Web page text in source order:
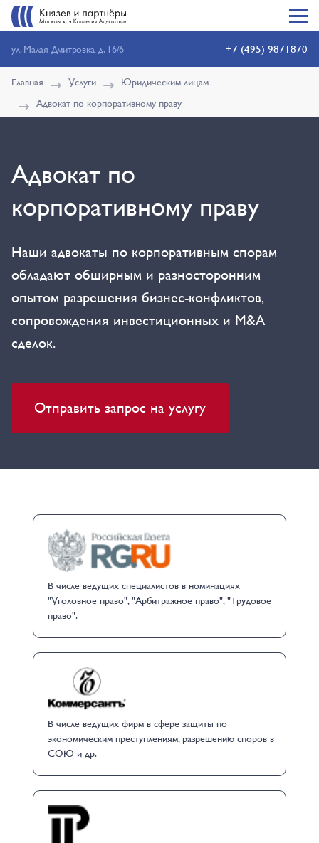
ул. Малая Дмитровка, д. 16/6 +7 (495) 9871870
Главная Услуги
Юридическим лицам
Адвокат по корпоративному праву
Адвокат по
корпоративному праву
Наши адвокаты по корпоративным спорам
обладают обширным и разносторонним
опытом разрешения бизнес-конфликтов,
сопровождения инвестиционных и M&A
сделок.
Отправить запрос на услугу
В числе ведущих специалистов в номинациях
"Уголовное право", "Арбитражное право", "Трудовое
право".
В числе ведущих фирм в сфере защиты по
экономическим преступлениям, разрешению споров в
СОЮ и др.